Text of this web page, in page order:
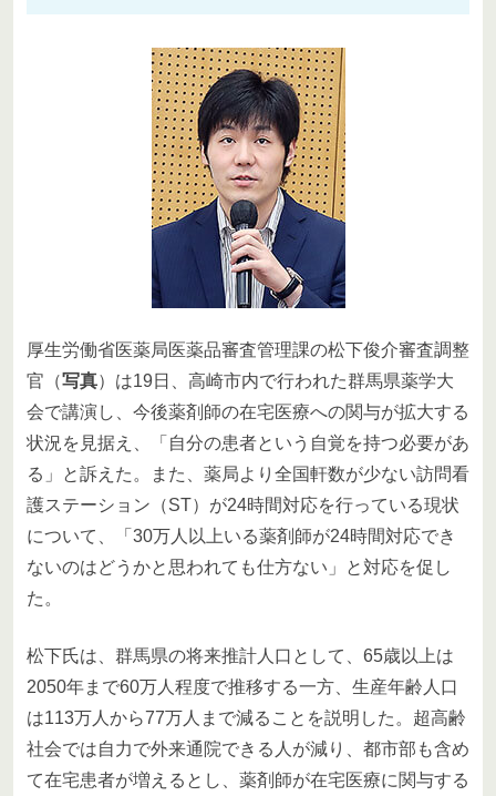
厚生労働省医薬局医薬品審査管理課の松下俊介審査調整
官（写真）は19日、高崎市内で行われた群馬県薬学大
会で講演し、今後薬剤師の在宅医療への関与が拡大する
状況を見据え、「自分の患者という自覚を持つ必要があ
る」と訴えた。また、薬局より全国軒数が少ない訪問看
護ステーション（ST）が24時間対応を行っている現状
について、「30万人以上いる薬剤師が24時間対応でき
ないのはどうかと思われても仕方ない」と対応を促し
た。
松下氏は、群馬県の将来推計人口として、65歳以上は
2050年まで60万人程度で推移する一方、生産年齢人口
は113万人から77万人まで減ることを説明した。超高齢
社会では自力で外来通院できる人が減り、都市部も含め
て在宅患者が増えるとし、薬剤師が在宅医療に関与する